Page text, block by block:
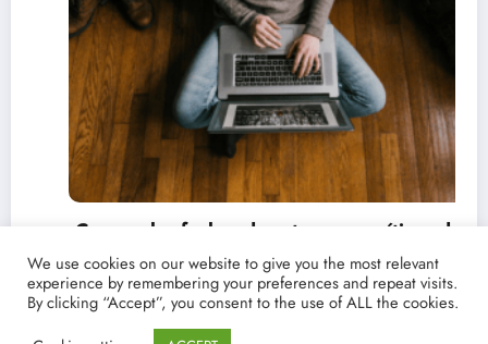
críticas de
con Point
We use cookies on our website to give you the most relevant
experience by remembering your preferences and repeat visits.
By clicking “Accept”, you consent to the use of ALL the cookies.